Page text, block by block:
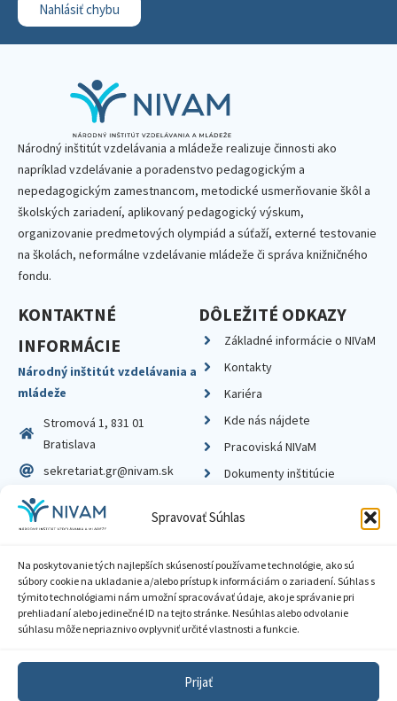
Spravovať Súhlas
Na poskytovanie tých najlepších skúseností používame technológie, ako sú
súbory cookie na ukladanie a/alebo prístup k informáciám o zariadení. Súhlas s
týmito technológiami nám umožní spracovávať údaje, ako je správanie pri
prehliadaní alebo jedinečné ID na tejto stránke. Nesúhlas alebo odvolanie
súhlasu môže nepriaznivo ovplyvniť určité vlastnosti a funkcie.
Prijať
Nahlásiť chybu
Národný inštitút vzdelávania a mládeže realizuje činnosti ako
napríklad vzdelávanie a poradenstvo pedagogickým a
nepedagogickým zamestnancom, metodické usmerňovanie škôl a
školských zariadení, aplikovaný pedagogický výskum,
organizovanie predmetových olympiád a súťaží, externé testovanie
na školách, neformálne vzdelávanie mládeže či správa knižničného
fondu.
KONTAKTNÉ
INFORMÁCIE
Národný inštitút vzdelávania a
mládeže
Stromová 1, 831 01
Bratislava
sekretariat.gr@nivam.sk
IČO: 00164348
DIČ: 2020798714
DÔLEŽITÉ ODKAZY
Základné informácie o NIVaM
Kontakty
Kariéra
Kde nás nájdete
Pracoviská NIVaM
Dokumenty inštitúcie
Zásady ochrany súkromia
Sprístupnenie informácií